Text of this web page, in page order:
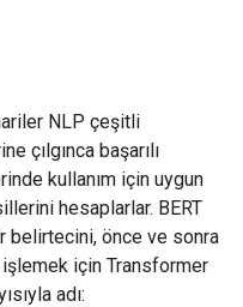
NLP çeşitli
çılgınca başarılı
kullanım için uygun
hesaplarlar. BERT
belirtecini, önce ve sonra
için Transformer
adı: